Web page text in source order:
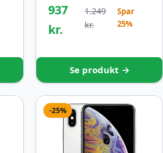
937
kr.
1.249
kr.
Spar
25%
Se produkt →
-25%